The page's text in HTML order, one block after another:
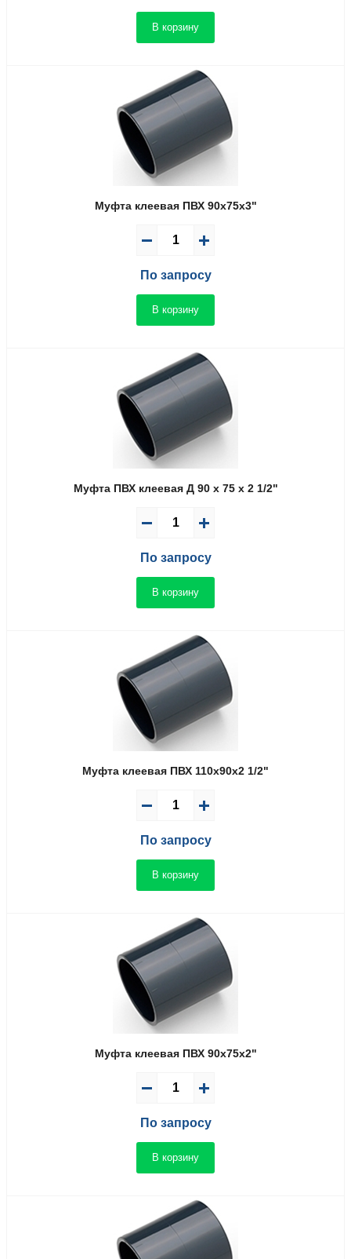
В корзину
Муфта клеевая ПВХ 90x75x3"
По запросу
В корзину
Муфта ПВХ клеевая Д 90 x 75 x 2 1/2"
По запросу
В корзину
Муфта клеевая ПВХ 110x90x2 1/2"
По запросу
В корзину
Муфта клеевая ПВХ 90x75x2"
По запросу
В корзину